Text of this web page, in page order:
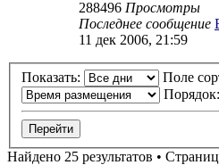
288496 Просмотры
Последнее сообщение
11 дек 2006, 21:59
Показать:
Поле
Порядок:
Найдено 25 результатов •